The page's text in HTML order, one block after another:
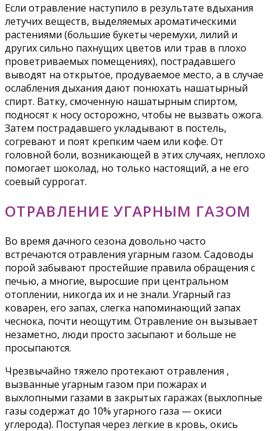
Если отравление наступило в результате вдыхания
летучих веществ, выделяемых ароматическими
растениями (большие букеты черемухи, лилий и
других сильно пахнущих цветов или трав в плохо
проветриваемых помещениях), пострадавшего
выводят на открытое, продуваемое место, а в случае
ослабления дыхания дают понюхать нашатырный
спирт. Ватку, смоченную нашатырным спиртом,
подносят к носу осторожно, чтобы не вызвать ожога.
Затем пострадавшего укладывают в постель,
согревают и поят крепким чаем или кофе. От
головной боли, возникающей в этих случаях, неплохо
помогает шоколад, но только настоящий, а не его
соевый суррогат.
ОТРАВЛЕНИЕ УГАРНЫМ ГАЗОМ
Во время дачного сезона довольно часто
встречаются отравления угарным газом. Садоводы
порой забывают простейшие правила обращения с
печью, а многие, выросшие при центральном
отоплении, никогда их и не знали. Угарный газ
коварен, его запах, слегка напоминающий запах
чеснока, почти неощутим. Отравление он вызывает
незаметно, люди просто засыпают и больше не
просыпаются.
Чрезвычайно тяжело протекают отравления ,
вызванные угарным газом при пожарах и
выхлопными газами в закрытых гаражах (выхлопные
газы содержат до 10% угарного газа — окиси
углерода). Поступая через легкие в кровь, окись